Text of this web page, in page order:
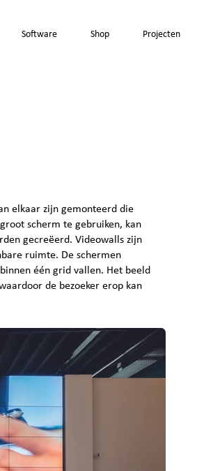
Software Shop Projecten
elkaar zijn gemonteerd die
scherm te gebruiken, kan
gecreëerd. Videowalls zijn
ruimte. De schermen
één grid vallen. Het beeld
de bezoeker erop kan